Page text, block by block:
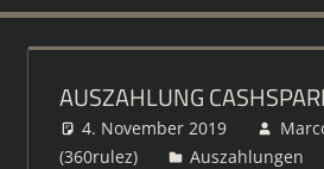
AUSZAHLUNG
4. November 2019
(360rulez)
Auszahlungen